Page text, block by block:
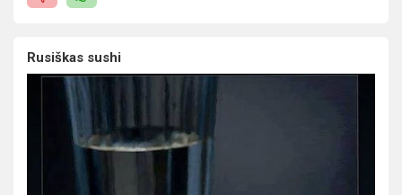
Rusiškas sushi